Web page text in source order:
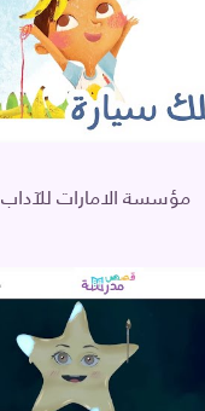
مؤسسة الامارات للآداب